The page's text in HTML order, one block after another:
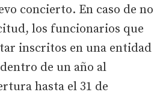
concierto. En caso de no
los funcionarios que
inscritos en una entidad
de un año al
hasta el 31 de